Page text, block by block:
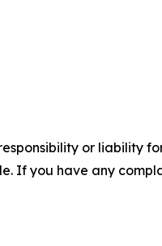
or liability
If you have any